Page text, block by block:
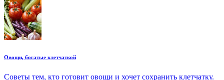
Овощи, богатые клетчаткой
Советы тем, кто готовит овощи и хочет сохранить клетчатку.